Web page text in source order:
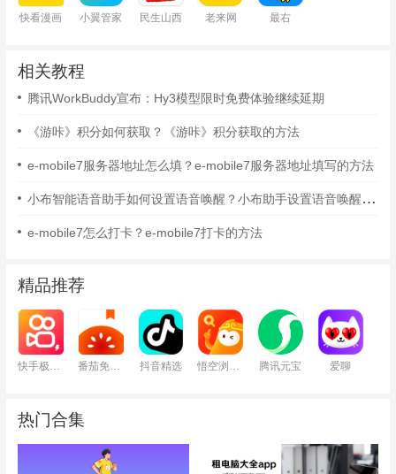
快看漫画 小翼管家 民生山西 老来网 最右
相关教程
腾讯WorkBuddy宣布：Hy3模型限时免费体验继续延期
《游咔》积分如何获取？《游咔》积分获取的方法
e-mobile7服务器地址怎么填？e-mobile7服务器地址填写的方法
小布智能语音助手如何设置语音唤醒？小布助手设置语音唤醒的方法
e-mobile7怎么打卡？e-mobile7打卡的方法
精品推荐
快手极速版 番茄免费小说 抖音精选 悟空浏览器 腾讯元宝 爱聊
热门合集